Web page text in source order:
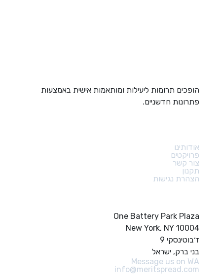
הופכים תרומות ליעילות ומותאמות אישית באמצעות
פתרונות חדשניים.
אודותינו
פרויקטים
צור קשר
תקנון
הצהרת נגישות
One Battery Park Plaza
New York, NY 10004
ז׳בוטינסקי 9
בני ברק, ישראל
Message us on WA
info@meritspread.com